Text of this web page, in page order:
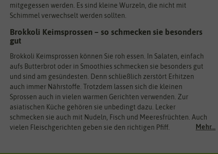
Mehr...
mitgegessen werden. Es sind kleine Wurzeln, die nicht mit
Schimmel verwechselt werden sollten.
Brokkoli Keimsprossen – so schmecken sie besonders
gut
Brokkoli Keimsprossen können Sie roh essen. In Salaten, einfach
aufs Butterbrot oder in Smoothies schmecken sie besonders gut
und sind am gesündesten. Denn schließlich zerstört Erhitzen
auch immer Nährstoffe. Trotzdem lassen sich die kleinen
Sprossen auch in vielen warmen Gerichten verwenden. Zur
asiatischen Küche gehören sie unbedingt dazu. Lecker
schmecken sie auch mit Nudeln, Fisch und Meeresfrüchten. Auch
vielen Fleischgerichten geben sie den richtigen Pfiff.